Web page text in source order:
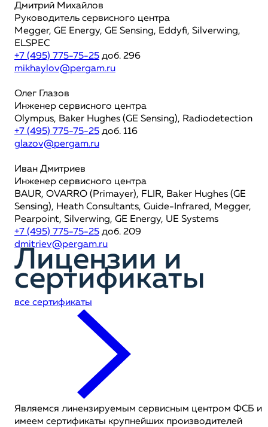
Дмитрий Михайлов
Руководитель сервисного центра
Megger, GE Energy, GE Sensing, Eddyfi, Silverwing,
ELSPEC
+7 (495) 775-75-25 доб. 296
mikhaylov@pergam.ru
Олег Глазов
Инженер сервисного центра
Olympus, Baker Hughes (GE Sensing), Radiodetection
+7 (495) 775-75-25 доб. 116
glazov@pergam.ru
Иван Дмитриев
Инженер сервисного центра
BAUR, OVARRO (Primayer), FLIR, Baker Hughes (GE
Sensing), Heath Consultants, Guide-Infrared, Megger,
Pearpoint, Silverwing, GE Energy, UE Systems
+7 (495) 775-75-25 доб. 209
dmitriev@pergam.ru
Лицензии и
сертификаты
все сертификаты
Являемся линензируемым сервисным центром ФСБ и
имеем сертификаты крупнейших производителей